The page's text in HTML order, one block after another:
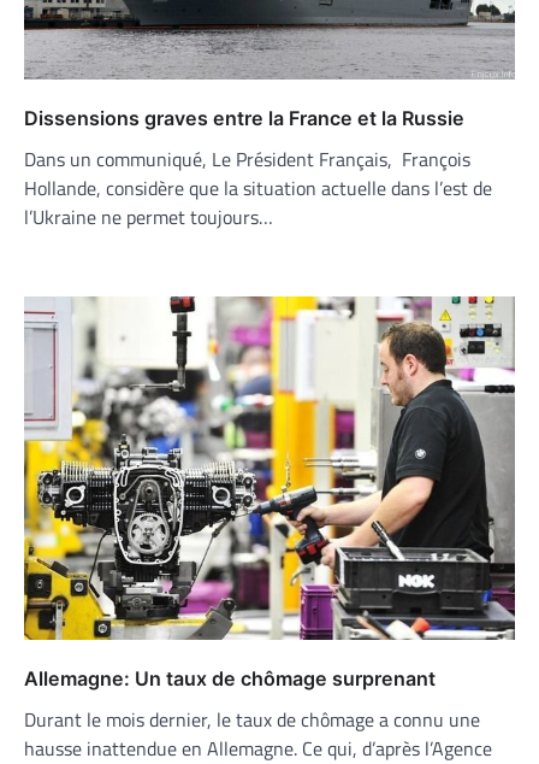
Dissensions graves entre la France et la Russie
Dans un communiqué, Le Président Français, François
Hollande, considère que la situation actuelle dans l’est de
l’Ukraine ne permet toujours…
Allemagne: Un taux de chômage surprenant
Durant le mois dernier, le taux de chômage a connu une
hausse inattendue en Allemagne. Ce qui, d’après l’Agence